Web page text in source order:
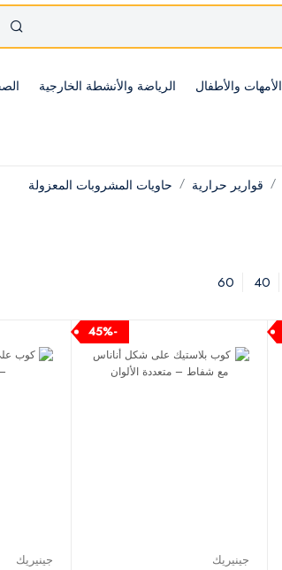
الأمهات والأطفال الرياضة والأنشطة الخارجية
قوارير حرارية حاويات المشروبات المعزولة
40
60
-45%
جينيريك جينيريك